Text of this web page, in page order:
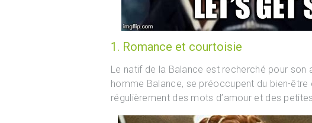
1. Romance et courtoisie
Le natif de la Balance est recherché pour
homme Balance, se préoccupent du bien-
régulièrement des mots d’amour et des